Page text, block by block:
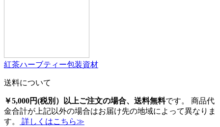
紅茶ハーブティー包装資材
送料について
￥5,000円(税別）以上ご注文の場合、送料無料です。 商品代
金合計が上記以外の場合はお届け先の地域によって異なりま
す。
詳しくはこちら≫